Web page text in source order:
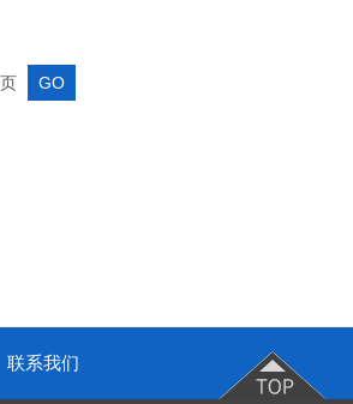
页
联系我们